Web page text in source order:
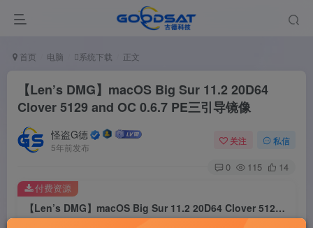
首页 电脑 系统下载 正文
【Len’s DMG】macOS Big Sur 11.2 20D64
Clover 5129 and OC 0.6.7 PE三引导镜像
怪盗G德
5年前发布
关注 私信
0 115 14
【Len’s DMG】macOS Big Sur 11.2 20D64 Clover 5129 and OC 0.6.7 PE三引导镜像
付费资源